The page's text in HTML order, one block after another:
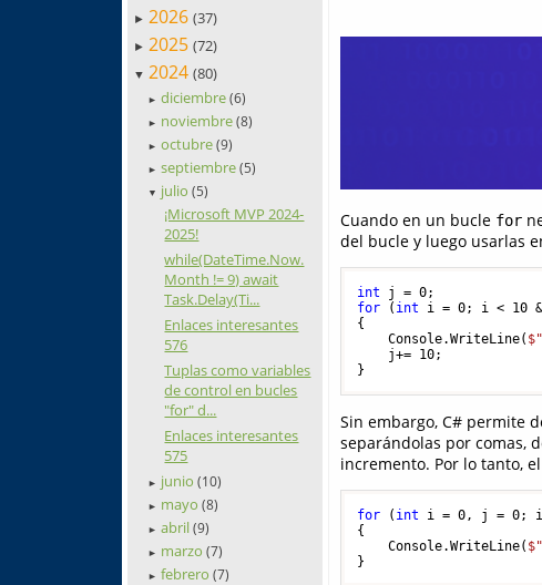
► 2026 (37)
► 2025 (72)
▼ 2024 (80)
► diciembre(6)
► noviembre(8)
► octubre(9)
► septiembre(5)
▼ julio(5)
¡Microsoft MVP 2024-
2025!
while(DateTime.Now.
Month != 9) await
Task.Delay(Ti...
Enlaces interesantes
576
Tuplas como variables
de control en bucles
"for" d...
Enlaces interesantes
575
► junio(10)
► mayo(8)
► abril(9)
► marzo(7)
► febrero(7)
Cuando en un bucle for
del bucle y luego usarlas
int j = 0
for ( int i = 0; i < 10
{
    Console.WriteLine(
    j+=
10;
Sin embargo, C# permite
separándolas por comas,
incremento. Por lo tanto,
for ( int i = 0, j = 0; i
{
    Console.WriteLine(